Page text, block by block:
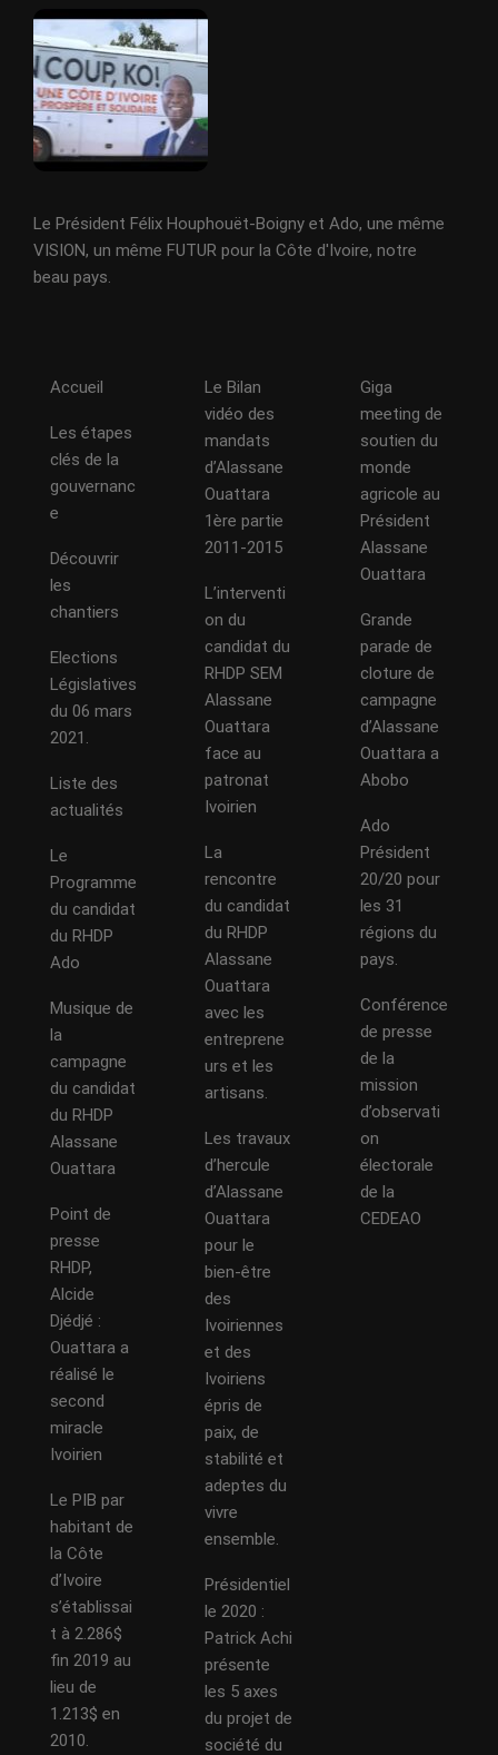
Le Président Félix Houphouët-Boigny et Ado, une même
VISION, un même FUTUR pour la Côte d'Ivoire, notre
beau pays.
Accueil
Les étapes
clés de la
gouvernanc
e
Découvrir
les
chantiers
Elections
Législatives
du 06 mars
2021.
Liste des
actualités
Le
Programme
du candidat
du RHDP
Ado
Musique de
la
campagne
du candidat
du RHDP
Alassane
Ouattara
Point de
presse
RHDP,
Alcide
Djédjé :
Ouattara a
réalisé le
second
miracle
Ivoirien
Le PIB par
habitant de
la Côte
d’Ivoire
s’établissai
t à 2.286$
fin 2019 au
lieu de
1.213$ en
2010.
Le Bilan
vidéo des
mandats
d’Alassane
Ouattara
1ère partie
2011-2015
L’interventi
on du
candidat du
RHDP SEM
Alassane
Ouattara
face au
patronat
Ivoirien
La
rencontre
du candidat
du RHDP
Alassane
Ouattara
avec les
entreprene
urs et les
artisans.
Les travaux
d’hercule
d’Alassane
Ouattara
pour le
bien-être
des
Ivoiriennes
et des
Ivoiriens
épris de
paix, de
stabilité et
adeptes du
vivre
ensemble.
Présidentiel
le 2020 :
Patrick Achi
présente
les 5 axes
du projet de
société du
Giga
meeting de
soutien du
monde
agricole au
Président
Alassane
Ouattara
Grande
parade de
cloture de
campagne
d’Alassane
Ouattara a
Abobo
Ado
Président
20/20 pour
les 31
régions du
pays.
Conférence
de presse
de la
mission
d’observati
on
électorale
de la
CEDEAO